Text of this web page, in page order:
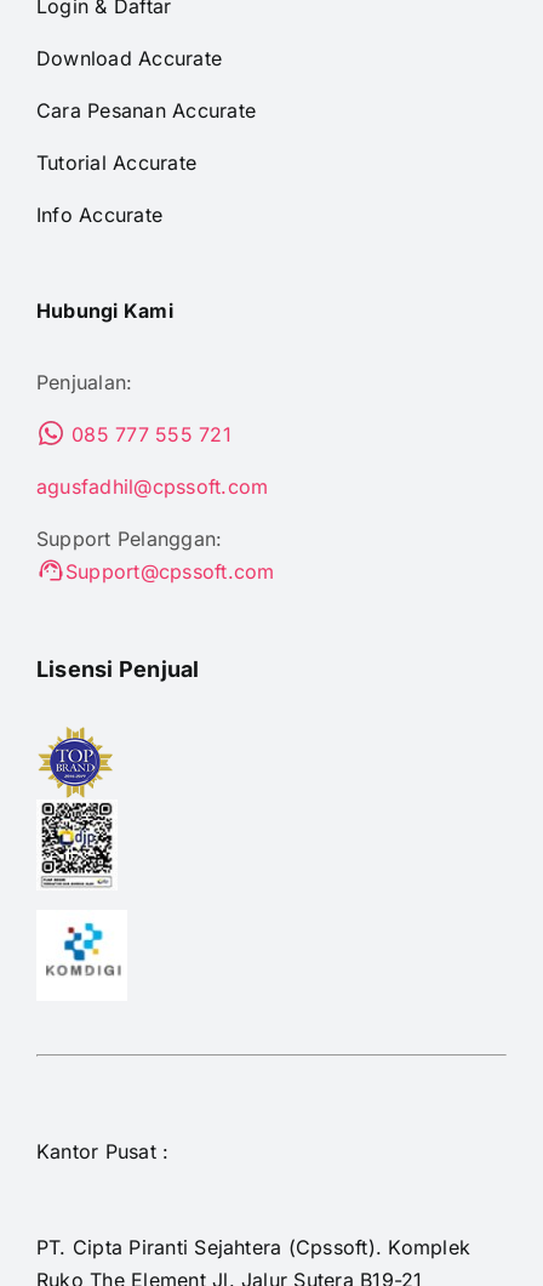
Login & Daftar
Download Accurate
Cara Pesanan Accurate
Tutorial Accurate
Info Accurate
Hubungi Kami
Penjualan:
085 777 555 721
agusfadhil@cpssoft.com
Support Pelanggan:
Support@cpssoft.com
Lisensi Penjual
Kantor Pusat :
PT. Cipta Piranti Sejahtera (Cpssoft). Komplek
Ruko The Element Jl. Jalur Sutera B19-21